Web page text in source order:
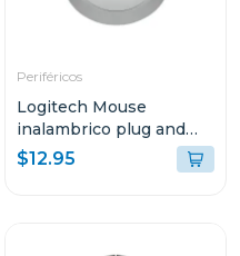
Periféricos
Logitech Mouse
inalambrico plug and
play white m170
$12.95